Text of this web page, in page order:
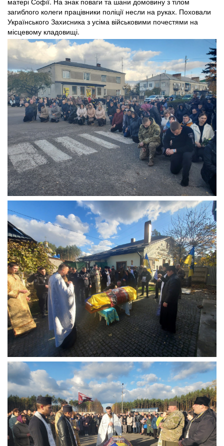
загиблого колеги працівники поліції несли на руках. Поховали
Українського Захисника з усіма військовими почестями на
місцевому кладовищі.